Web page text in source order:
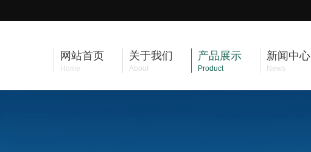
网站首页
Home
关于我们
About
产品展示
Product
新闻中心
News